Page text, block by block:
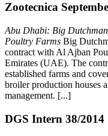
Zootecnica
Abu Dhabi: Big
Poultry Farms Big
contract with Al Ajban
Emirates (UAE). The
established farms and
broiler production houses
management. [...]
DGS Intern 38/2014